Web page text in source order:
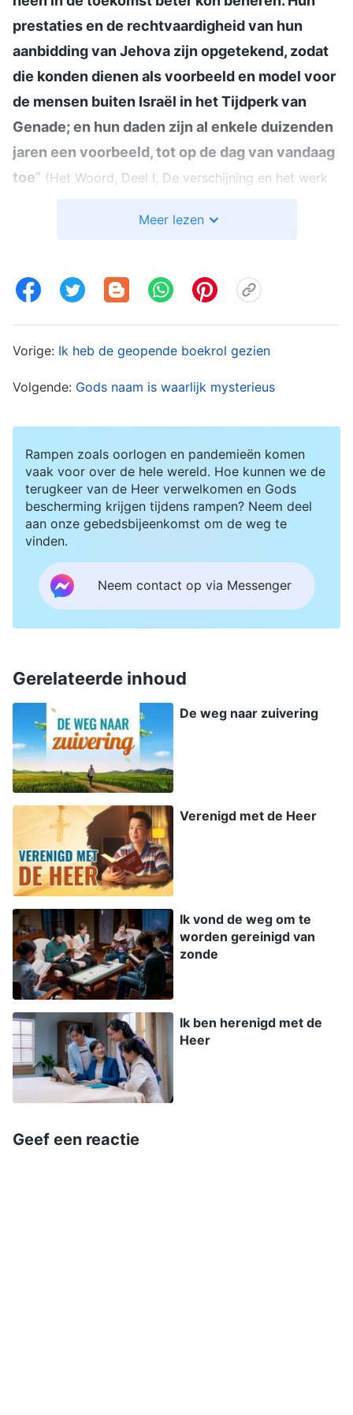
prestaties en de rechtvaardigheid van hun
aanbidding van Jehova zijn opgetekend, zodat
die konden dienen als voorbeeld en model voor
de mensen buiten Israël in het Tijdperk van
Genade; en hun daden zijn al enkele duizenden
jaren een voorbeeld, tot op de dag van vandaag
toe” (Het Woord, Deel I, De verschijning en het werk
werk is het einde en de afronding van het werk.
Gods werk werd aanvankelijk uitgevoerd onder
de uitverkorenen van Israël en het luidde een
plaatsen in. De laatste fase van het werk wordt
uitgevoerd in het meest onreine land van alle
landen, om de wereld te oordelen en het
tijdperk tot een einde te brengen. In de eerste
fase werd Gods werk gedaan in de
schitterendste plaats van alle plaatsen en de
laatste fase wordt uitgevoerd in de meest
duistere plaats van alle plaatsen. Deze
duisternis zal verdreven worden, het licht zal
voortgebracht worden en de mensen zullen
deze meest onreine en duistere plaats van alle
plaatsen zijn overwonnen, en de hele bevolking
heeft erkend dat er een God is, die de ware God
is, en ieder individu volkomen overtuigd is, dan
zal het overwinningswerk op basis van dit feit
worden uitgevoerd door het hele universum.
Deze fase van het werk is symbolisch: zodra
het werk van dit tijdperk is voltooid, zal het
werk van zesduizend jaar management volledig
duistere plaats van alle plaatsen zijn
overwonnen, spreekt het voor zich dat dit ook
overal elders zo zal zijn. Als zodanig draagt
alleen het overwinningswerk in China
symboliek van betekenis in zich. China
belichaamt alle machten van de duisternis en
het volk van China vertegenwoordigt allen die
van het vlees, van Satan, en van vlees en bloed
zijn. Het Chinese volk is het meest verdorven
Meer lezen
Vorige: Ik heb de geopende boekrol gezien
Volgende: Gods naam is waarlijk mysterieus
Rampen zoals oorlogen en pandemieën komen
vaak voor over de hele wereld. Hoe kunnen we de
terugkeer van de Heer verwelkomen en Gods
bescherming krijgen tijdens rampen? Neem deel
aan onze gebedsbijeenkomst om de weg te
vinden.
Neem contact op via Messenger
Gerelateerde inhoud
De weg naar zuivering
Verenigd met de Heer
Ik vond de weg om te
worden gereinigd van
zonde
Ik ben herenigd met de
Heer
Geef een reactie